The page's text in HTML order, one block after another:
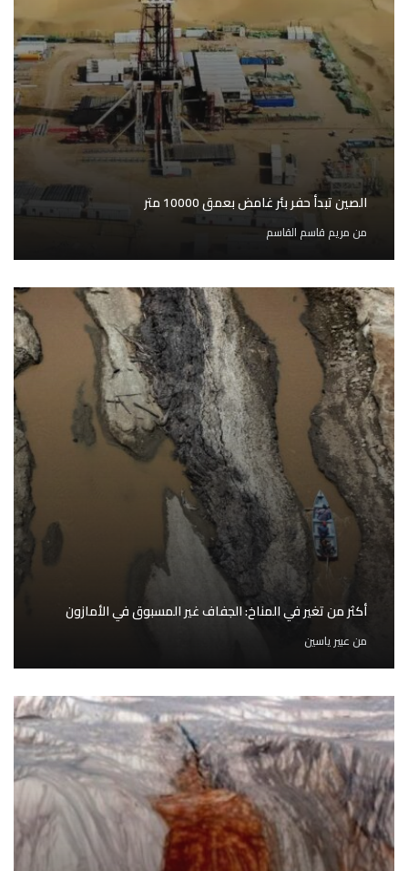
الصين تبدأ حفر بئر غامض بعمق 10000 متر
من مريم قاسم القاسم
أكثر من تغير في المناخ: الجفاف غير المسبوق في الأمازون
من عبير ياسين